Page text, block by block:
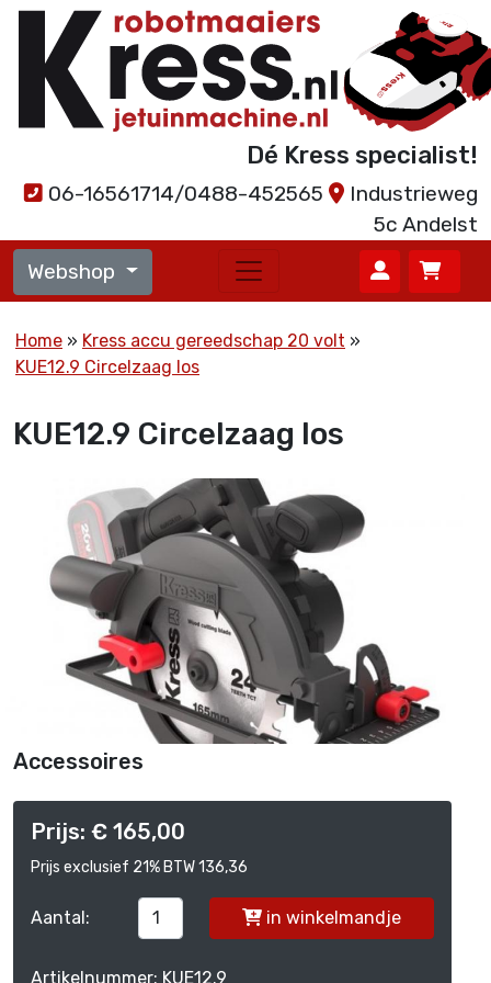
Dé Kress specialist!
06-16561714/0488-452565
Industrieweg
5c Andelst
Webshop
Home
Kress accu gereedschap 20 volt
KUE12.9 Circelzaag los
KUE12.9 Circelzaag los
Accessoires
Prijs: € 165,00
Prijs exclusief 21% BTW 136,36
Aantal: in winkelmandje
Artikelnummer: KUE12.9